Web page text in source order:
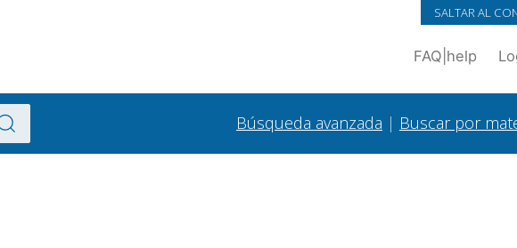
SALTAR AL
FAQ help
Búsqueda avanzada | Buscar por